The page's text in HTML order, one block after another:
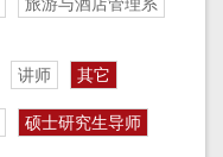
旅游与酒店管理系
讲师 其它
硕士研究生导师